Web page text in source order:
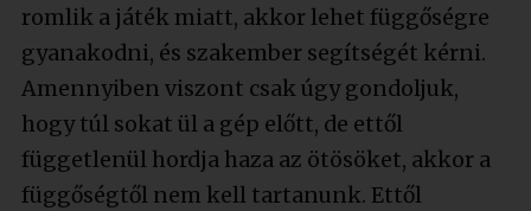
romlik a játék miatt, akkor lehet függőségre
gyanakodni, és szakember segítségét kérni.
Amennyiben viszont csak úgy gondoljuk,
hogy túl sokat ül a gép előtt, de ettől
függetlenül hordja haza az ötösöket, akkor a
függőségtől nem kell tartanunk. Ettől